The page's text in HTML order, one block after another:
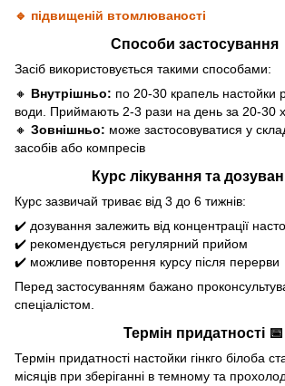
🔹 підвищеній втомлюваності
Способи застосування
Засіб використовується такими способами:
🔸 Внутрішньо: по 20-30 крапель настойки
води. Приймають 2-3 рази на день за 20-30
🔸 Зовнішньо: може застосовуватися у
засобів або компресів
Курс лікування та
Курс зазвичай триває від 3 до 6 тижнів:
✔️ дозування залежить від концентрації
✔️ рекомендується регулярний прийом
✔️ можливе повторення курсу після перерви
Перед застосуванням бажано
спеціалістом.
Термін придатності 📅
Термін придатності настойки гінкго білоба
місяців при зберіганні в темному та